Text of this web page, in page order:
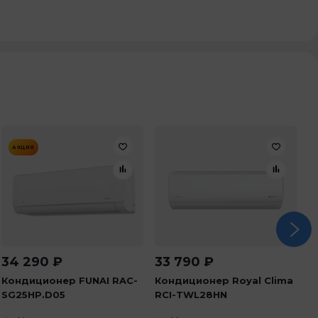
АКЦИЯ
34 290 ₽
Кондиционер FUNAI RAC-
SG25HP.D05
33 790 ₽
Кондиционер Royal Clima
RCI-TWL28HN